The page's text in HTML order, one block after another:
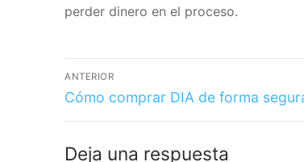
perder dinero en el proceso.
ANTERIOR
Cómo comprar DIA de forma segura
Deja una respuesta